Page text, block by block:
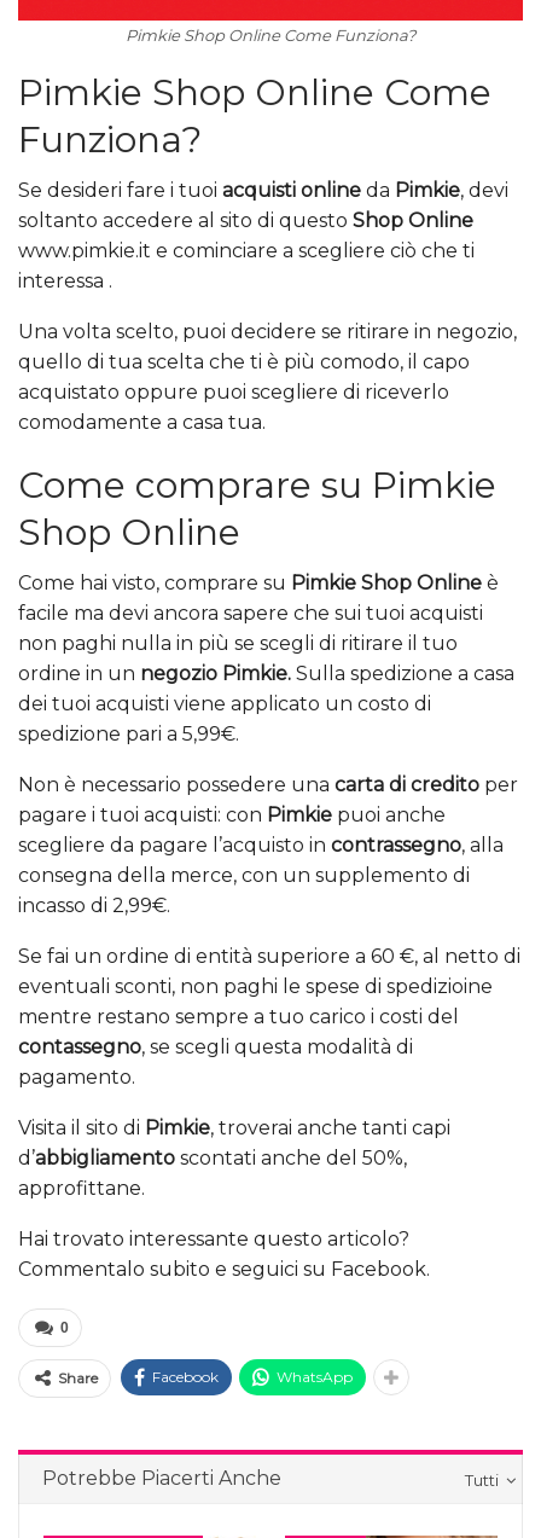
Pimkie Shop Online Come Funziona?
Pimkie Shop Online Come
Funziona?
Se desideri fare i tuoi acquisti online da Pimkie, devi
soltanto accedere al sito di questo Shop Online
www.pimkie.it e cominciare a scegliere ciò che ti
interessa .
Una volta scelto, puoi decidere se ritirare in negozio,
quello di tua scelta che ti è più comodo, il capo
acquistato oppure puoi scegliere di riceverlo
comodamente a casa tua.
Come comprare su Pimkie
Shop Online
Come hai visto, comprare su Pimkie Shop Online è
facile ma devi ancora sapere che sui tuoi acquisti
non paghi nulla in più se scegli di ritirare il tuo
ordine in un negozio Pimkie. Sulla spedizione a casa
dei tuoi acquisti viene applicato un costo di
spedizione pari a 5,99€.
Non è necessario possedere una carta di credito per
pagare i tuoi acquisti: con Pimkie puoi anche
scegliere da pagare l’acquisto in contrassegno, alla
consegna della merce, con un supplemento di
incasso di 2,99€.
Se fai un ordine di entità superiore a 60 €, al netto di
eventuali sconti, non paghi le spese di spedizioine
mentre restano sempre a tuo carico i costi del
contassegno, se scegli questa modalità di
pagamento.
Visita il sito di Pimkie, troverai anche tanti capi
d’abbigliamento scontati anche del 50%,
approfittane.
Hai trovato interessante questo articolo?
Commentalo subito e seguici su Facebook.
0
Share Facebook WhatsApp
Tutti
Potrebbe Piacerti Anche